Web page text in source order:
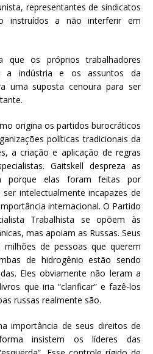
representantes de sindicatos
instruídos a não interferir em
que os próprios trabalhadores
a indústria e os assuntos da
uma suposta cenoura para ser
origina os partidos burocráticos
políticas tradicionais da
a criação e aplicação de regras
Gaitskell despreza as
porque elas foram feitas por
intelectualmente incapazes de
internacional. O Partido
Trabalhista se opõem às
mas apoiam as Russas. Seus
de pessoas que querem
de hidrogênio estão sendo
Eles obviamente não leram a
que iria “clarificar” e fazê-los
russas realmente são.
importância de seus direitos de
insistem os líderes das